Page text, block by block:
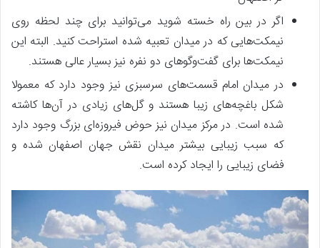
اگر در بین راه خسته شوید می‌توانید برای چند لحظه روی
نیمکت‌هایی که در میدان تعبیه شده استراحت کنید. البته این
نیمکت‌ها برای گفت‌وگوهای دو نفره نیز بسیار عالی هستند.
در میدان امام قسمت‌های سرسبزی نیز وجود دارد که معمولا
شکل باغچه‌های زیبا هستند و گل‌های زیادی در آن‌ها کاشته
شده است. در مرکز میدان نیز حوض فیروزه‌ای بزرگ وجود دارد
که سبب زیبایی بیشتر میدان نقش جهان اصفهان شده و
فضای زیبایی را ایجاد کرده است.